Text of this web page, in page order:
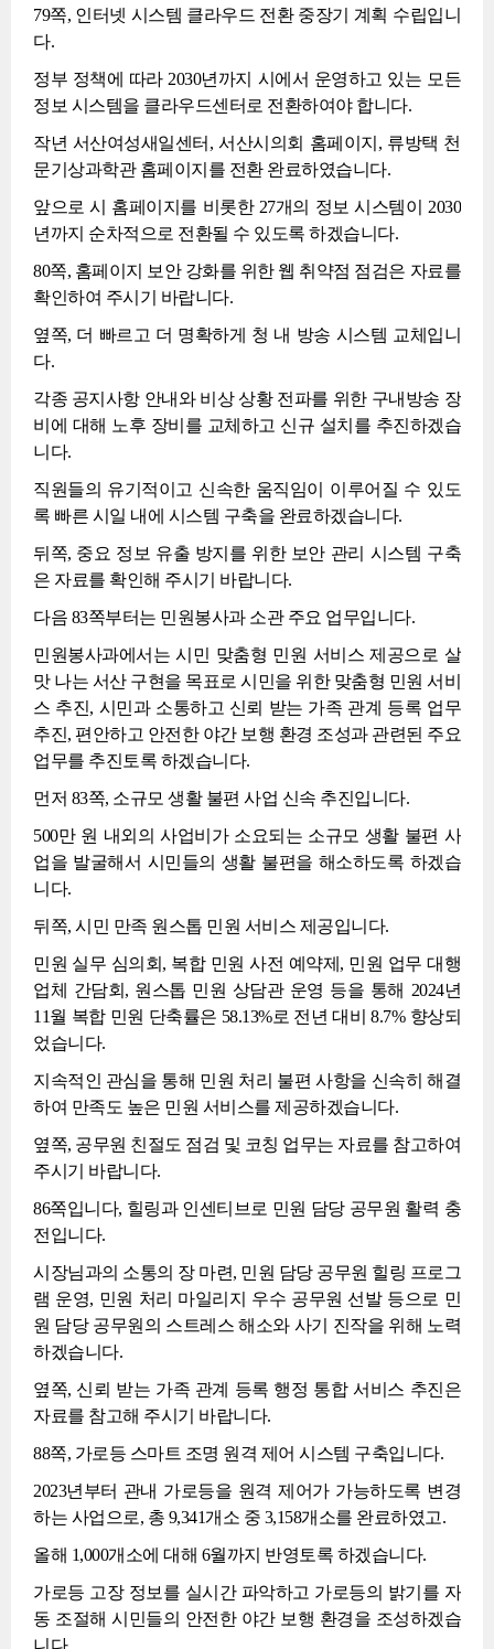
79쪽, 인터넷 시스템 클라우드 전환 중장기 계획 수립입니
다.
정부 정책에 따라 2030년까지 시에서 운영하고 있는 모든
정보 시스템을 클라우드센터로 전환하여야 합니다.
작년 서산여성새일센터, 서산시의회 홈페이지, 류방택 천
문기상과학관 홈페이지를 전환 완료하였습니다.
앞으로 시 홈페이지를 비롯한 27개의 정보 시스템이 2030
년까지 순차적으로 전환될 수 있도록 하겠습니다.
80쪽, 홈페이지 보안 강화를 위한 웹 취약점 점검은 자료를
확인하여 주시기 바랍니다.
옆쪽, 더 빠르고 더 명확하게 청 내 방송 시스템 교체입니
다.
각종 공지사항 안내와 비상 상황 전파를 위한 구내방송 장
비에 대해 노후 장비를 교체하고 신규 설치를 추진하겠습
니다.
직원들의 유기적이고 신속한 움직임이 이루어질 수 있도
록 빠른 시일 내에 시스템 구축을 완료하겠습니다.
뒤쪽, 중요 정보 유출 방지를 위한 보안 관리 시스템 구축
은 자료를 확인해 주시기 바랍니다.
다음 83쪽부터는 민원봉사과 소관 주요 업무입니다.
민원봉사과에서는 시민 맞춤형 민원 서비스 제공으로 살
맛 나는 서산 구현을 목표로 시민을 위한 맞춤형 민원 서비
스 추진, 시민과 소통하고 신뢰 받는 가족 관계 등록 업무
추진, 편안하고 안전한 야간 보행 환경 조성과 관련된 주요
업무를 추진토록 하겠습니다.
먼저 83쪽, 소규모 생활 불편 사업 신속 추진입니다.
500만 원 내외의 사업비가 소요되는 소규모 생활 불편 사
업을 발굴해서 시민들의 생활 불편을 해소하도록 하겠습
니다.
뒤쪽, 시민 만족 원스톱 민원 서비스 제공입니다.
민원 실무 심의회, 복합 민원 사전 예약제, 민원 업무 대행
업체 간담회, 원스톱 민원 상담관 운영 등을 통해 2024년
11월 복합 민원 단축률은 58.13%로 전년 대비 8.7% 향상되
었습니다.
지속적인 관심을 통해 민원 처리 불편 사항을 신속히 해결
하여 만족도 높은 민원 서비스를 제공하겠습니다.
옆쪽, 공무원 친절도 점검 및 코칭 업무는 자료를 참고하여
주시기 바랍니다.
86쪽입니다, 힐링과 인센티브로 민원 담당 공무원 활력 충
전입니다.
시장님과의 소통의 장 마련, 민원 담당 공무원 힐링 프로그
램 운영, 민원 처리 마일리지 우수 공무원 선발 등으로 민
원 담당 공무원의 스트레스 해소와 사기 진작을 위해 노력
하겠습니다.
옆쪽, 신뢰 받는 가족 관계 등록 행정 통합 서비스 추진은
자료를 참고해 주시기 바랍니다.
88쪽, 가로등 스마트 조명 원격 제어 시스템 구축입니다.
2023년부터 관내 가로등을 원격 제어가 가능하도록 변경
하는 사업으로, 총 9,341개소 중 3,158개소를 완료하였고.
올해 1,000개소에 대해 6월까지 반영토록 하겠습니다.
가로등 고장 정보를 실시간 파악하고 가로등의 밝기를 자
동 조절해 시민들의 안전한 야간 보행 환경을 조성하겠습
니다.